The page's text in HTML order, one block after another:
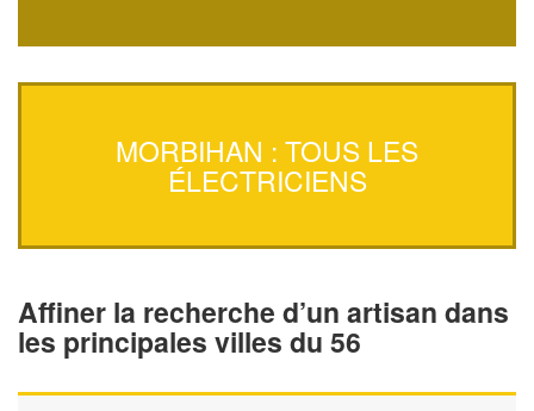
MORBIHAN : TOUS LES
ÉLECTRICIENS
Affiner la recherche d’un artisan dans
les principales villes du 56